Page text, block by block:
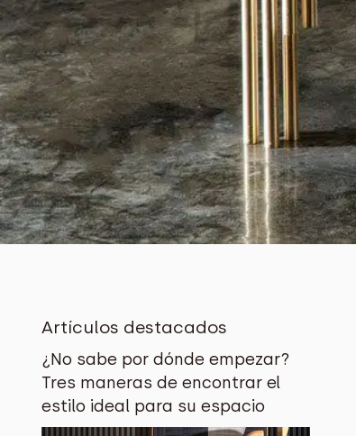
Artículos destacados
¿No sabe por dónde empezar?
Tres maneras de encontrar el
estilo ideal para su espacio